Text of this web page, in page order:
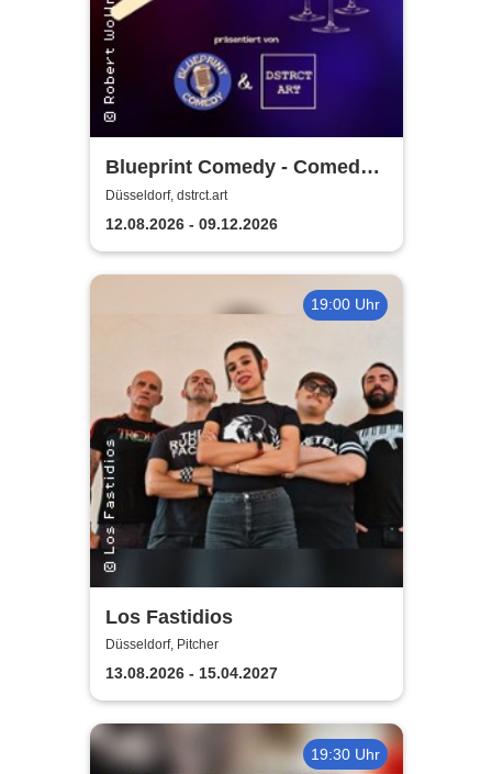
Blueprint Comedy - Comedy
& Cocktails | Düsseldorf
Düsseldorf, dstrct.art
12.08.2026 - 09.12.2026
19:00 Uhr
Los Fastidios
Düsseldorf, Pitcher
13.08.2026 - 15.04.2027
19:30 Uhr